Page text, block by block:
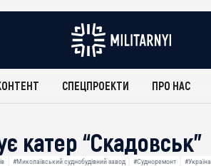
СПЕЦПРОЕКТИ ПРО НАС
катер “Скадовськ”
#Миколаївський суднобудівний завод #Судноремонт #Україна